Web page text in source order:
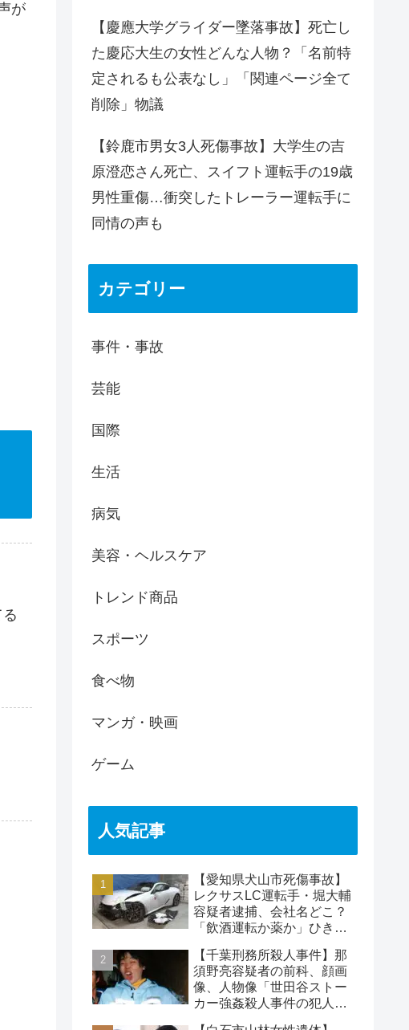
が
【慶應大学グライダー墜落事故】死亡し
た慶応大生の女性どんな人物？「名前特
定されるも公表なし」「関連ページ全て
削除」物議
【鈴鹿市男女3人死傷事故】大学生の吉
原澄恋さん死亡、スイフト運転手の19歳
男性重傷…衝突したトレーラー運転手に
同情の声も
カテゴリー
事件・事故
芸能
国際
生活
病気
美容・ヘルスケア
トレンド商品
スポーツ
食べ物
マンガ・映画
ゲーム
人気記事
【愛知県犬山市死傷事故】
レクサスLC運転手・堀大輔
容疑者逮捕、会社名どこ？
「飲酒運転か薬か」ひき逃
【千葉刑務所殺人事件】那
須野亮容疑者の前科、顔画
像、人物像「世田谷ストー
カー強姦殺人事件の犯人」